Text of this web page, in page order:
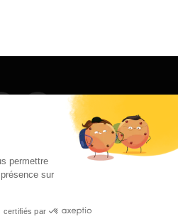
Instagram
CONTACT
communication